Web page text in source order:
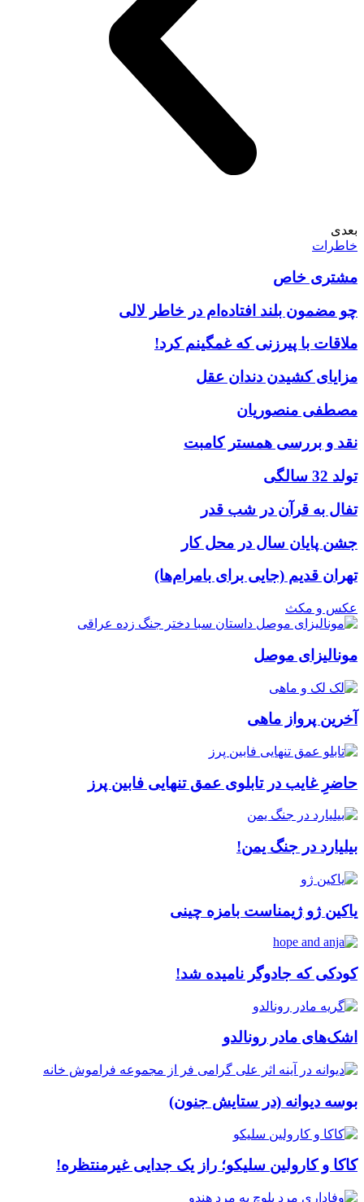
بعدی
خاطرات
مشتری خاص
چو مضمون بلند افتاده‌ام در خاطر لالی
ملاقات با پیرزنی که غمگینم کرد!
مزایای کشیدن دندان عقل
مصطفی منصوریان
نقد و بررسی همستر کامبت
تولد 32 سالگی
تفال به قرآن در شب قدر
جشن پایان سال در محل کار
تهران قدیم (جایی برای بامرام‌ها)
عکس و مکث
مونالیزای موصل
آخرین پرواز ماهی
حاضرِ غایب در تابلوی عمق تنهایی فابین پرز
بیلیارد در جنگ یمن!
یاکین ژو ژیمناست بامزه چینی
کودکی که جادوگر نامیده شد!
اشک‌های مادر رونالدو
بوسه دیوانه (در ستایش جنون)
کاکا و کارولین سلیکو؛ راز یک جدایی غیرمنتظره!